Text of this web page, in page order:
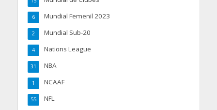
Mundial Femenil 2023
6
Mundial Sub-20
2
Nations League
4
NBA
31
NCAAF
1
NFL
55